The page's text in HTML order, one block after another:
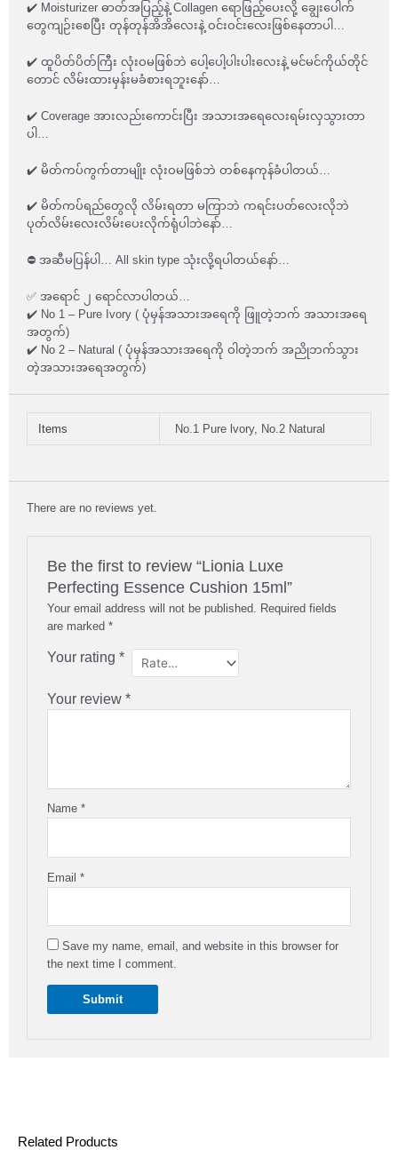
✔️ Moisturizer ဓာတ်အပြည့်နဲ့ Collagen ရောဖြည့်ပေးလို့ ချွေးပေါက်
တွေကျဉ်းစေပြီး တုန်တုန်အိအိလေးနဲ့ ဝင်းဝင်းလေးဖြစ်နေတာပါ…
✔️ ထူပိတ်ပိတ်ကြီး လုံးဝမဖြစ်ဘဲ ပေါ့ပေါ့ပါးပါးလေးနဲ့ မင်မင်ကိုယ်တိုင်
တောင် လိမ်းထားမှန်းမခံစားရဘူးနော်…
✔️ Coverage အားလည်းကောင်းပြီး အသားအရေလေးရမ်းလှသွားတာ
ပါ…
✔️ မိတ်ကပ်ကွက်တာမျိုး လုံးဝမ​ဖြစ်ဘဲ တစ်နေကုန်ခံပါတယ်…
✔️ မိတ်ကပ်ရည်တွေလို လိမ်းရတာ မကြာဘဲ ကရင်းပတ်လေးလိုဘဲ
ပုတ်လိမ်းလေးလိမ်းပေးလိုက်ရုံပါဘဲနော်…
⛔️ အဆီမပြန်ပါ… All skin type သုံးလို့ရပါတယ်နော်…
✅ အရောင် ၂ ရောင်လာပါတယ်…
✔️ No 1 – Pure Ivory ( ပုံမှန်အသားအရေကို ဖြူတဲ့ဘက် အသားအရေ
အတွက်)
✔️ No 2 – Natural ( ပုံမှန်အသားအရေကို ဝါတဲ့ဘက် အညိုဘက်သွား
တဲ့အသားအရေအတွက်)
Items No.1 Pure lvory, No.2 Natural
There are no reviews yet.
Be the first to review “Lionia Luxe
Perfecting Essence Cushion 15ml”
Your email address will not be published. Required fields
are marked *
Your rating *
Your review *
Name *
Email *
Save my name, email, and website in this browser for
the next time I comment.
Related Products